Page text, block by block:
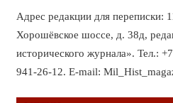
Адрес редакции для переписки:
Хорошёвское шоссе, д. 38д,
исторического журнала». Тел.:
941-26-12. E-mail: